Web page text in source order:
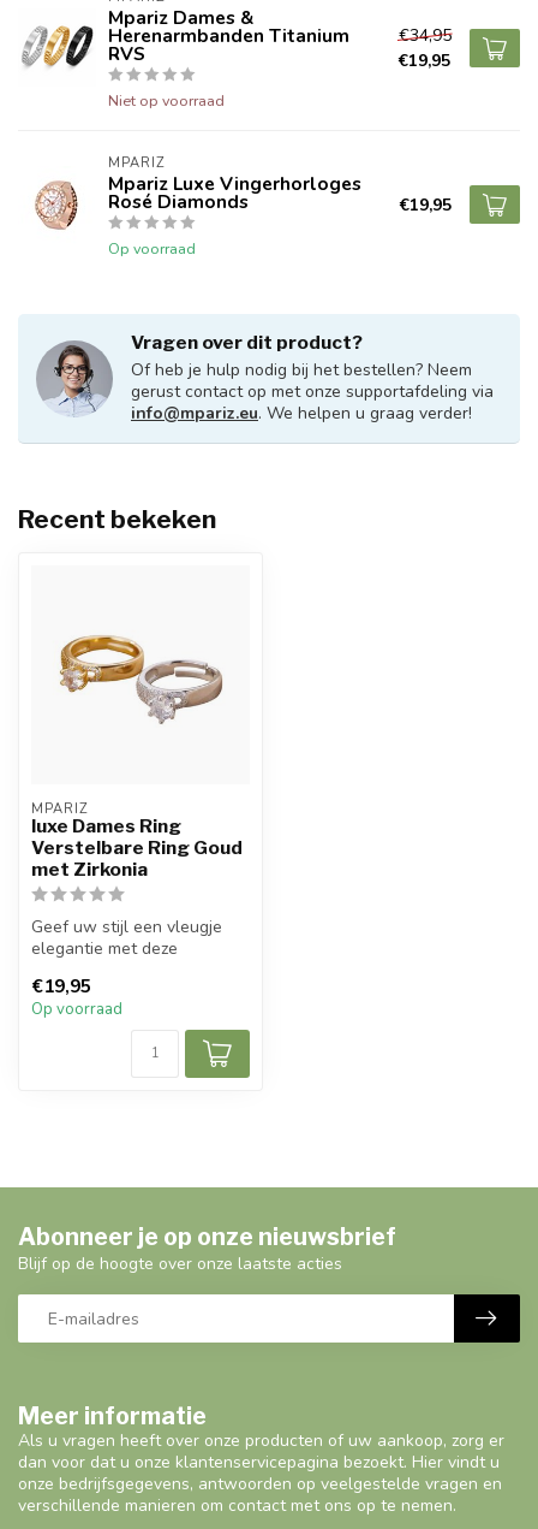
Mpariz Dames &
Herenarmbanden Titanium
RVS
Niet op voorraad
€34,95
€19,95
MPARIZ
Mpariz Luxe Vingerhorloges
Rosé Diamonds
Op voorraad
€19,95
Vragen over dit product?
Of heb je hulp nodig bij het bestellen? Neem
gerust contact op met onze supportafdeling via
info@mpariz.eu. We helpen u graag verder!
Recent bekeken
MPARIZ
luxe Dames Ring
Verstelbare Ring Goud
met Zirkonia
Geef uw stijl een vleugje
elegantie met deze
Deze ver...
€19,95
Op voorraad
Meer informatie
Als u vragen heeft over onze producten of uw aankoop, zorg er
dan voor dat u onze klantenservicepagina bezoekt. Hier vindt u
onze bedrijfsgegevens, antwoorden op veelgestelde vragen en
verschillende manieren om contact met ons op te nemen.
Abonneer je op onze nieuwsbrief
Blijf op de hoogte over onze laatste acties